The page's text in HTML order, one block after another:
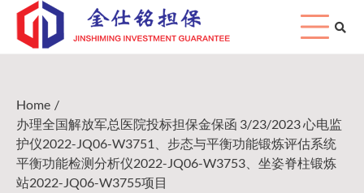
Skip
content
Home
办理全国解放军总医院投标担保金保函 3/23/2023 心电监
护仪2022-JQ06-W3751、步态与平衡功能锻炼评估系统
平衡功能检测分析仪2022-JQ06-W3753、坐姿脊柱锻炼
站2022-JQ06-W3755项目